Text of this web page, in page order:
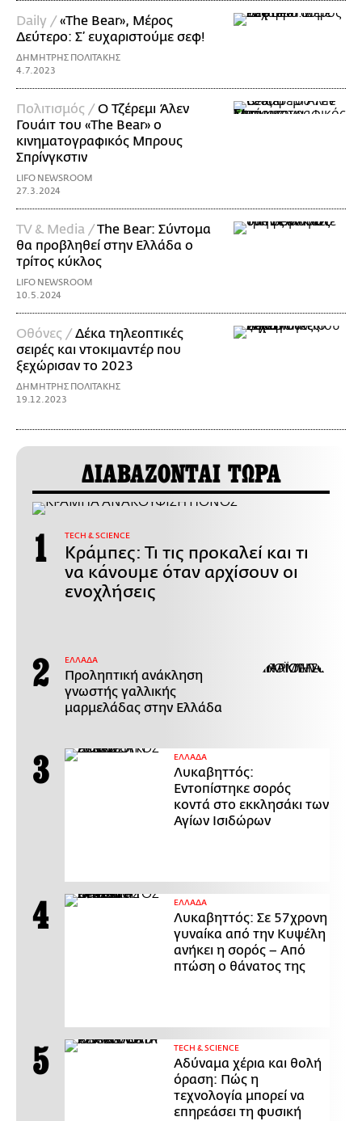
Daily /«The Bear», Μέρος
Δεύτερο: Σ’ ευχαριστούμε σεφ!
ΔΗΜΗΤΡΗΣ ΠΟΛΙΤΑΚΗΣ
4.7.2023
Πολιτισμός /Ο Τζέρεμι Άλεν
Γουάιτ του «The Bear» ο
κινηματογραφικός Μπρους
Σπρίνγκστιν
LIFO NEWSROOM
27.3.2024
TV & Media /The Bear: Σύντομα
θα προβληθεί στην Ελλάδα ο
τρίτος κύκλος
LIFO NEWSROOM
10.5.2024
Οθόνες /Δέκα τηλεοπτικές
σειρές και ντοκιμαντέρ που
ξεχώρισαν το 2023
ΔΗΜΗΤΡΗΣ ΠΟΛΙΤΑΚΗΣ
19.12.2023
ΔΙΑΒΑΖΟΝΤΑΙ ΤΩΡΑ
ΤECH & SCIENCE
Κράμπες: Τι τις προκαλεί και τι
να κάνουμε όταν αρχίσουν οι
ενοχλήσεις
ΕΛΛΑΔΑ
Προληπτική ανάκληση
γνωστής γαλλικής
μαρμελάδας στην Ελλάδα
ΕΛΛΑΔΑ
Λυκαβηττός:
Εντοπίστηκε σορός
κοντά στο εκκλησάκι των
Αγίων Ισιδώρων
ΕΛΛΑΔΑ
Λυκαβηττός: Σε 57χρονη
γυναίκα από την Κυψέλη
ανήκει η σορός – Από
πτώση ο θάνατος της
ΤECH & SCIENCE
Αδύναμα χέρια και θολή
όραση: Πώς η
τεχνολογία μπορεί να
επηρεάσει τη φυσική